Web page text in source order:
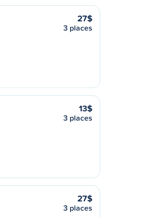
27$
3 places
13$
3 places
27$
3 places